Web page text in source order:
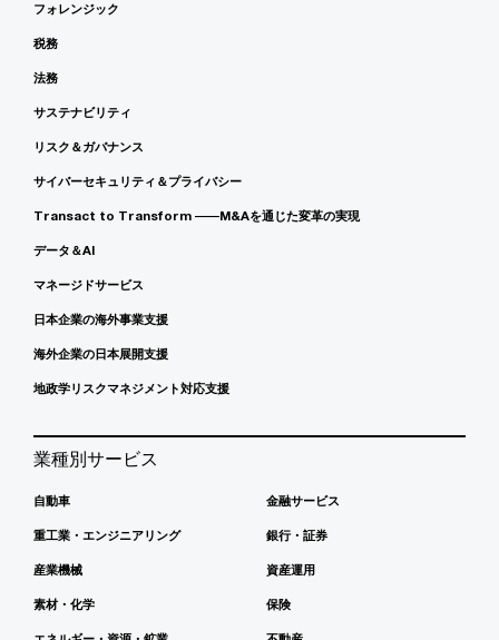
フォレンジック
税務
法務
サステナビリティ
リスク＆ガバナンス
サイバーセキュリティ＆プライバシー
Transact to Transform ――M&Aを通じた変革の実現
データ＆AI
マネージドサービス
日本企業の海外事業支援
海外企業の日本展開支援
地政学リスクマネジメント対応支援
業種別サービス
自動車
重工業・エンジニアリング
産業機械
素材・化学
金融サービス
銀行・証券
資産運用
保険